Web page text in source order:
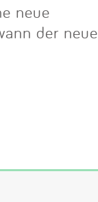
neue
der neue